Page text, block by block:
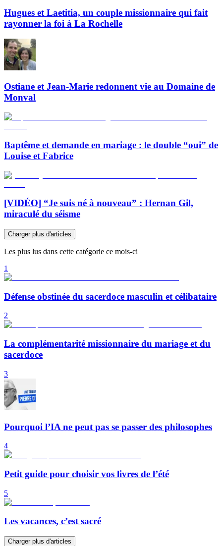
Hugues et Laetitia, un couple missionnaire qui fait
rayonner la foi à La Rochelle
Ostiane et Jean-Marie redonnent vie au Domaine de
Monval
Baptême et demande en mariage : le double “oui” de
Louise et Fabrice
[VIDÉO] “Je suis né à nouveau” : Hernan Gil,
miraculé du séisme
Charger plus d'articles
Les plus lus dans cette catégorie ce mois-ci
1
Défense obstinée du sacerdoce masculin et célibataire
2
La complémentarité missionnaire du mariage et du
sacerdoce
3
Pourquoi l’IA ne peut pas se passer des philosophes
4
Petit guide pour choisir vos livres de l’été
5
Les vacances, c’est sacré
Charger plus d'articles